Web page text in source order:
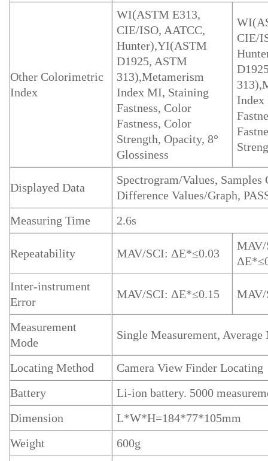
Other Colorimetric
Index
WI(ASTM E313,
CIE/ISO, AATCC,
Hunter),YI(ASTM
D1925, ASTM
313),Metamerism
Index MI, Staining
Fastness, Color
Fastness, Color
Strength, Opacity, 8°
Glossiness
CIE/
Displayed Data
Spectrogram/Values,
Difference Values/Graph,
Measuring Time
2.6s
Repeatability MAV/SCI: ΔE*≤0.03
Inter-instrument
Error
MAV/SCI: ΔE*≤0.15
Measurement
Mode
Single Measurement, Average
Locating Method
Camera View Finder Locating
Battery
Li-ion battery. 5000
Dimension
L*W*H=184*77*105mm
Weight
600g